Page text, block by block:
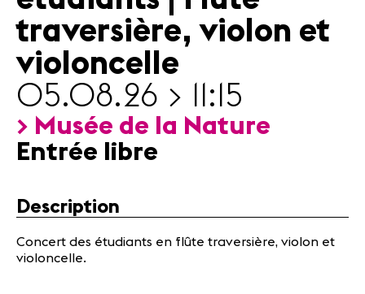
Actualités
Partenaires
Actualités
Concerts
Bénévoles
Médiation
Médias
Revue de
presse
Emplois
traversière, violon et
violoncelle
05.08.26 > 11:15
> Musée de la Nature
Entrée libre
Description
Concert des étudiants en flûte traversière, violon et
violoncelle.